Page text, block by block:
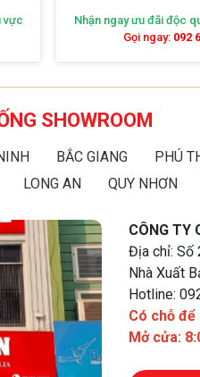
vực
Nhận ngay ưu đãi độc
Gọi ngay: 092
SHOWROOM
BẮC GIANG PHÚ
LONG AN QUY NHƠN
CÔNG TY
Địa chỉ: Số
Nhà Xuất
Hotline:
Có chỗ
Mở cửa: